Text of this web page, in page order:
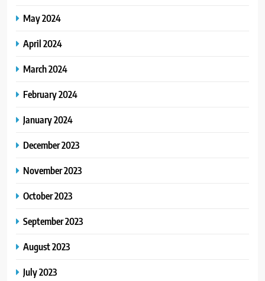
May 2024
April 2024
March 2024
February 2024
January 2024
December 2023
November 2023
October 2023
September 2023
August 2023
July 2023